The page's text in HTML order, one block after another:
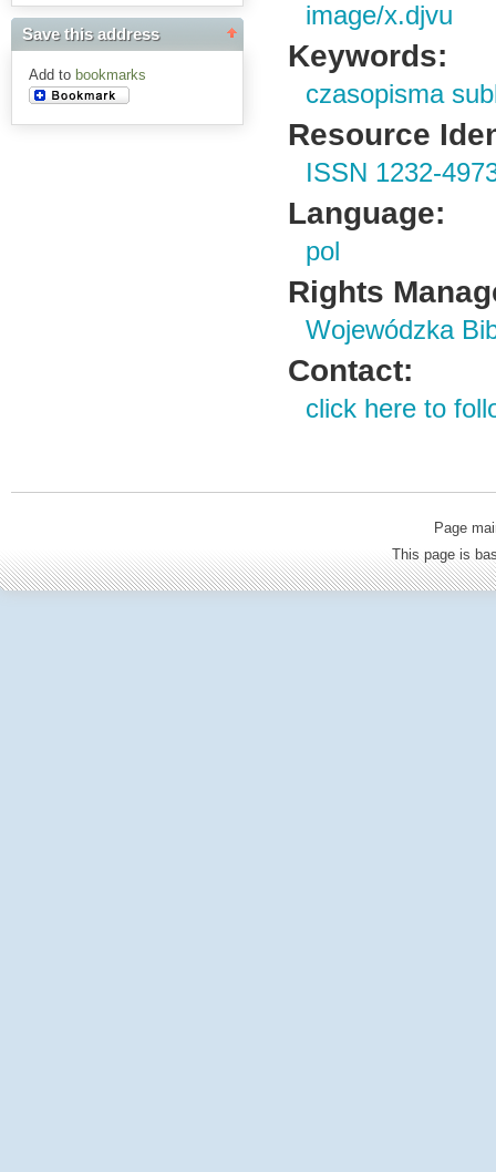
Save this address
Add to bookmarks
image/x.djvu
Keywords:
czasopisma
Resource
ISSN 1232-
Language:
pol
Rights
Wojewódzka
Contact:
click here to
Page
This page is